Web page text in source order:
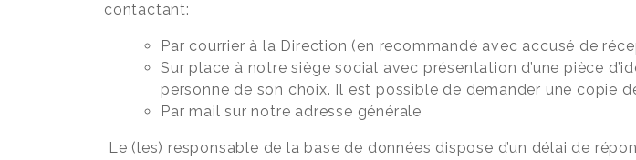
contactant:
Par courrier à la Direction (en recommandé avec accusé de
Sur place à notre siège social avec présentation d’une pièce
personne de son choix. Il est possible de demander une copie
Par mail sur notre adresse générale
Le (les) responsable de la base de données dispose d’un délai de